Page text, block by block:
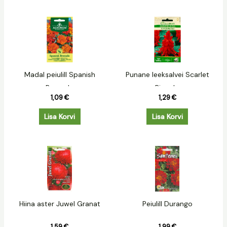
Madal peiulill Spanish
Brocade
1,09€
Lisa Korvi
Punane leeksalvei Scarlet
Piccolo
1,29€
Lisa Korvi
Hiina aster Juwel Granat Peiulill Durango